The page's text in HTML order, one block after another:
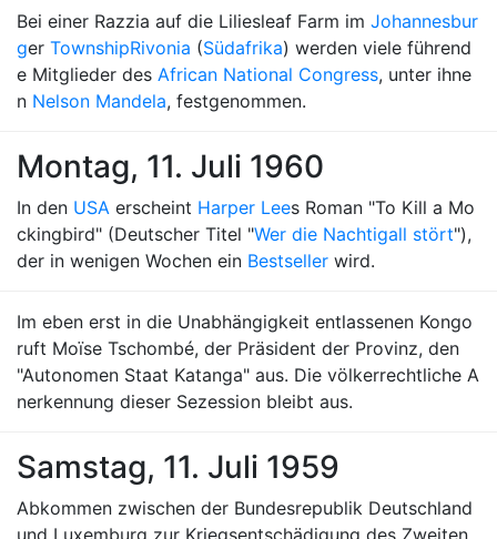
Bei einer Razzia auf die Liliesleaf Farm im Johannesbur
ger TownshipRivonia (Südafrika) werden viele führend
e Mitglieder des African National Congress, unter ihne
n Nelson Mandela, festgenommen.
Montag, 11. Juli 1960
In den USA erscheint Harper Lees Roman "To Kill a Mo
ckingbird" (Deutscher Titel "Wer die Nachtigall stört"),
der in wenigen Wochen ein Bestseller wird.
Im eben erst in die Unabhängigkeit entlassenen Kongo
ruft Moïse Tschombé, der Präsident der Provinz, den
"Autonomen Staat Katanga" aus. Die völkerrechtliche A
nerkennung dieser Sezession bleibt aus.
Samstag, 11. Juli 1959
Abkommen zwischen der Bundesrepublik Deutschland
und Luxemburg zur Kriegsentschädigung des Zweiten